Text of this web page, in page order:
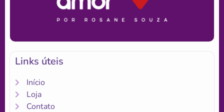
Links úteis
Início
Loja
Contato